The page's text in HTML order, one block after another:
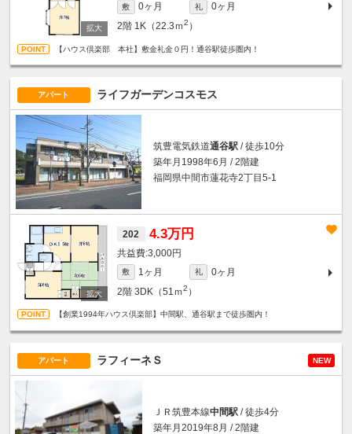
敷 0ヶ月 礼
0ヶ月
2階 1K（22.3ｍ2 ）
【ハウス倶楽部 本社】敷金礼金０円！通谷駅徒歩圏内！
アパート ライフガーデンコスモス
筑豊電気鉄道通谷駅 / 徒歩10分
築年月1998年6月 / 2階建
福岡県中間市蓮花寺2丁目5-1
202 4.3万円
3,000円
敷 1ヶ月 礼
0ヶ月
2階 3DK（51ｍ2 ）
【創業1994年ハウス倶楽部】中間駅、通谷駅まで徒歩圏内！
アパート ラフィーネＳ NEW
ＪＲ筑豊本線中間駅 / 徒歩4分
築年月2019年8月 / 2階建